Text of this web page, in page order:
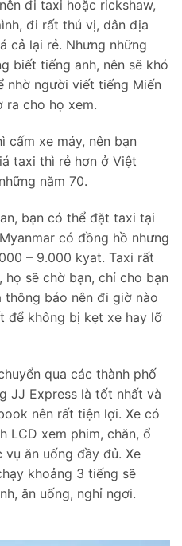
đi taxi hoặc rickshaw,
đi rất thú vị, dân địa
cả lại rẻ. Nhưng những
biết tiếng anh, nên sẽ khó
nhờ người viết tiếng Miến
ra cho họ xem.
cấm xe máy, nên bạn
taxi thì rẻ hơn ở Việt
năm 70.
bạn có thể đặt taxi tại
có đồng hồ nhưng
– 9.000 kyat. Taxi rất
sẽ chờ bạn, chỉ cho bạn
thông báo nên đi giờ nào
để không bị kẹt xe hay lỡ
qua các thành phố
JJ Express là tốt nhất và
nên rất tiện lợi. Xe có
LCD xem phim, chăn, ổ
ăn uống đầy đủ. Xe
khoảng 3 tiếng sẽ
ăn uống, nghỉ ngơi.